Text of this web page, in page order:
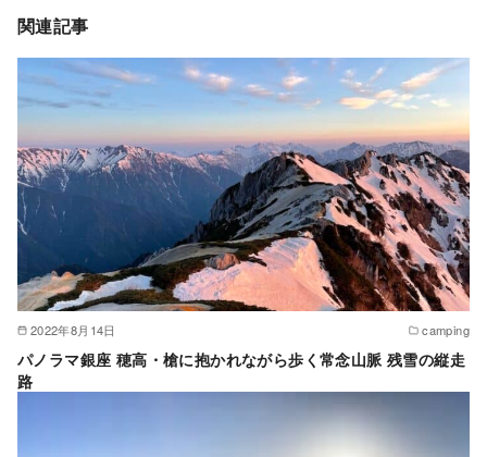
関連記事
2022年8月14日 camping
パノラマ銀座 穂高・槍に抱かれながら歩く常念山脈 残雪の縦走
路